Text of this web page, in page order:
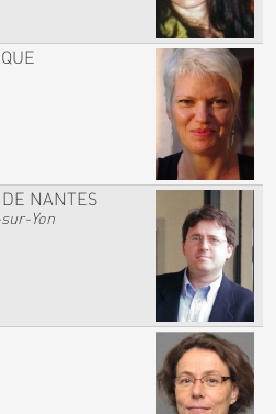
NANTES
Yon